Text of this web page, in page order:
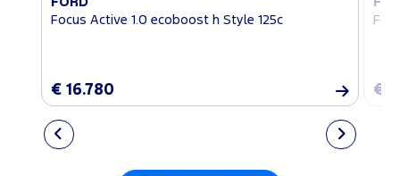
Focus Active 1.0 ecoboost h Style 125c
€ 16.780 €